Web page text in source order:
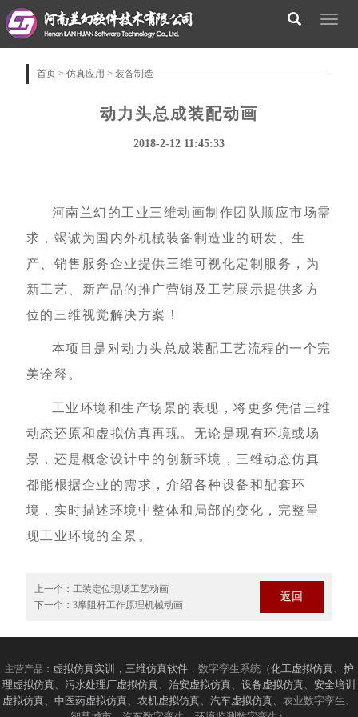
首页> 仿真应用 > 装备制造
动力头总成装配动画
2018-2-12 11:45:33
河南兰幻 的工业三维动画制作团队顺应市场需
求，竭诚为国内外机械装备制造业的研发、生
产、销售服务企业提供三维可视化定制服务，为
新工艺、新产品的推广营销及 工艺展示提供多方
位的三维视觉解决方案！
本项目是对动力头总成装配工艺流程的一个完
美诠释。
工业环境和生产场景的表现，将更多凭借三维
动态还原和虚拟仿真再现。无论是现有环境或场
景，还是概念设计中的创新环境，三维动态仿真
都能根据企业的需求，介绍各种设备和配套环
境，实时描述环境中整体和局部的变化，完整呈
现工业环境的全景。
上一个： 工装定位现场工艺动画
下一个： 3摩阻杆工作原理机械动画
返回
主营产品： 虚拟仿真实训 ， 三维仿真软件，数字孪生系统（化工虚拟仿真、 护
理虚拟仿真、 污水处理厂虚拟仿真、 治安虚拟仿真、 设备虚拟仿真、 安全培训
虚拟仿真、 中医药虚拟仿真、 农机虚拟仿真、 汽车虚拟仿真、农业数字孪生、